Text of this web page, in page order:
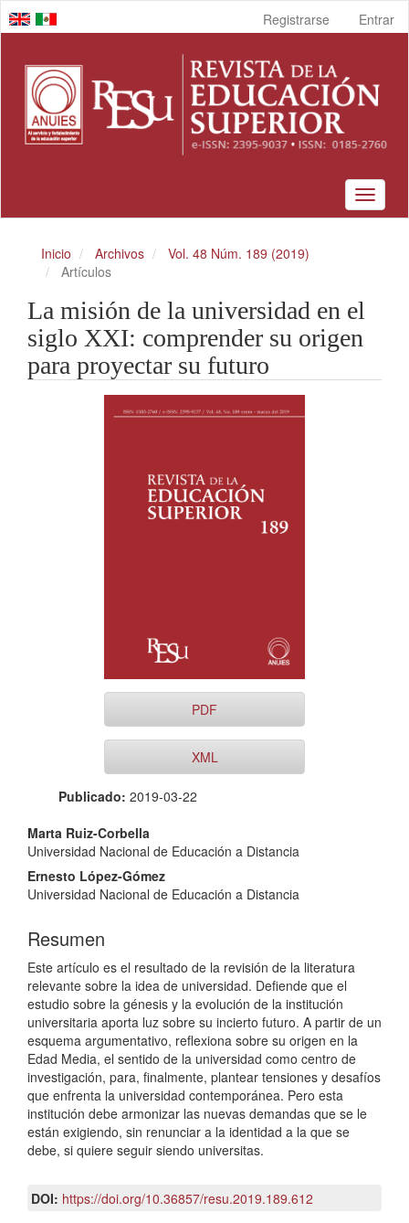
Navegación
principal
principal
Barra
lateral
Registrarse Entrar
Toggle
Inicio Archivos
Vol. 48 Núm. 189 (2019)
Artículos
La misión de la universidad en el
siglo XXI: comprender su origen
para proyectar su futuro
PDF
XML
Publicado: 2019-03-22
Contenido
principal
del
artículo
Marta Ruiz-Corbella
Universidad Nacional de Educación a Distancia
Ernesto López-Gómez
Universidad Nacional de Educación a Distancia
Resumen
Este artículo es el resultado de la revisión de la literatura
relevante sobre la idea de universidad. Defiende que el
estudio sobre la génesis y la evolución de la institución
universitaria aporta luz sobre su incierto futuro. A partir de un
esquema argumentativo, reflexiona sobre su origen en la
Edad Media, el sentido de la universidad como centro de
investigación, para, finalmente, plantear tensiones y desafíos
que enfrenta la universidad contemporánea. Pero esta
institución debe armonizar las nuevas demandas que se le
están exigiendo, sin renunciar a la identidad a la que se
debe, si quiere seguir siendo universitas.
DOI: https://doi.org/10.36857/resu.2019.189.612